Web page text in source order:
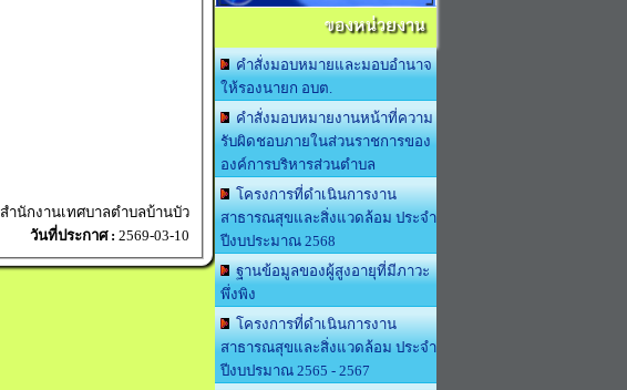
สำนักงานเทศบาลตำบลบ้านบัว
วันที่ประกาศ : 2569-03-10
ของหน่วยงาน
คำสั่งมอบหมายและมอบอำนาจ
ให้รองนายก อบต.
คำสั่งมอบหมายงานหน้าที่ความ
รับผิดชอบภายในส่วนราชการของ
องค์การบริหารส่วนตำบล
โครงการที่ดำเนินการงาน
สาธารณสุขและสิ่งแวดล้อม ประจำ
ปีงบประมาณ 2568
ฐานข้อมูลของผู้สูงอายุที่มีภาวะ
พึ่งพิง
โครงการที่ดำเนินการงาน
สาธารณสุขและสิ่งแวดล้อม ประจำ
ปีงบปรมาณ 2565 - 2567